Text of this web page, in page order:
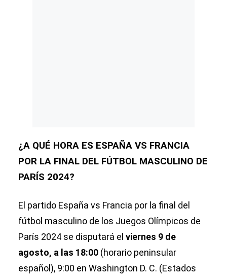
¿A QUÉ HORA ES ESPAÑA VS FRANCIA
POR LA FINAL DEL FÚTBOL MASCULINO DE
PARÍS 2024?
El partido España vs Francia por la final del
fútbol masculino de los Juegos Olímpicos de
París 2024 se disputará el viernes 9 de
agosto, a las 18:00 (horario peninsular
español), 9:00 en Washington D. C. (Estados